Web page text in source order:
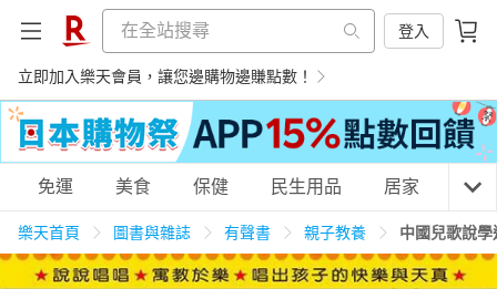
登入
立即加入樂天會員，讓您邊購物邊賺點數！
購物網分類
免運 美食 保健 民生用品 居家 3C
樂天首頁 圖書與雜誌 有聲書 親子教養 中國兒歌說